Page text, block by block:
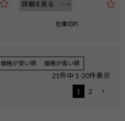
詳細を見る
在庫切れ
価格が安い順 価格が高い順
21件中 1 -20件表示
1
2